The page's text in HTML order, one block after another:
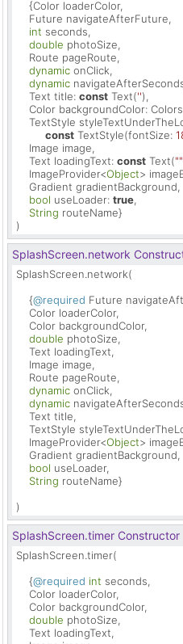
    {Color loaderColor,
    Future navigateAfterFuture,
int seconds,
double photoSize,
    Route pageRoute,
dynamic onClick,
dynamic
    Text title:
const Text(''),
Color backgroundColor:
TextStyle
const TextStyle(fontSize:
    Image image,
    Text loadingText:
const Text(""
    ImageProvider<
Object>
    Gradient gradientBackground,
bool useLoader: true,
String routeName}
)
SplashScreen.network
SplashScreen.network(
    {
@required Future
    Color loaderColor,
    Color backgroundColor,
double photoSize,
    Text loadingText,
    Image image,
    Route pageRoute,
dynamic onClick,
dynamic
    Text title,
TextStyle
    ImageProvider<
Object>
    Gradient gradientBackground,
bool useLoader,
String routeName}
)
SplashScreen.timer Constructor
SplashScreen.timer(
    {
@required int seconds,
    Color loaderColor,
    Color backgroundColor,
double photoSize,
    Text loadingText,